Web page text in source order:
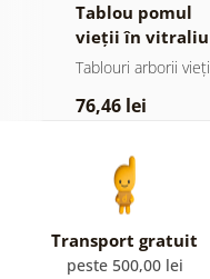
Tablou pomul
vieții în vitraliu
colorat
Tablouri arborii
76,46 lei
Transport gratuit
peste 500,00 lei